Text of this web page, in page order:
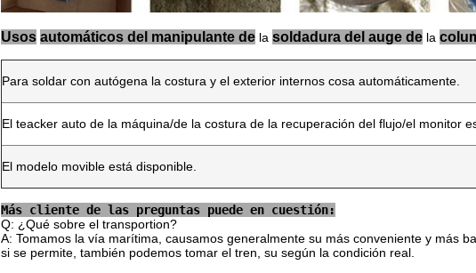
Usos automáticos del manipulante de la soldadura del auge de la
Para soldar con autógena la costura y el exterior internos cosa automáticamente.
El teacker auto de la máquina/de la costura de la recuperación del flujo/el monitor
El modelo movible está disponible.
Q: ¿Qué sobre el transportion?
A: Tomamos la vía marítima, causamos generalmente su más conveniente y más
si se permite, también podemos tomar el tren, su según la condición real.